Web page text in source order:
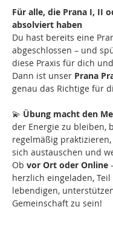
Für alle, die Prana I, II
absolviert haben
Du hast bereits eine
abgeschlossen – und
diese Praxis für dich
Dann ist unser Prana
genau das Richtige für
💫 Übung macht den
der Energie zu bleiben,
regelmäßig
sich austauschen und
Ob vor Ort oder Online
herzlich eingeladen,
lebendigen,
Gemeinschaft zu sein!